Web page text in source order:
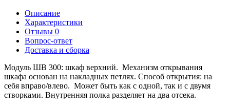
Описание
Характеристики
Отзывы 0
Вопрос-ответ
Доставка и сборка
Модуль ШВ 300: шкаф верхний. Механизм открывания
шкафа основан на накладных петлях. Способ открытия: на
себя вправо/влево. Может быть как с одной, так и с двумя
створками. Внутренняя полка разделяет на два отсека.